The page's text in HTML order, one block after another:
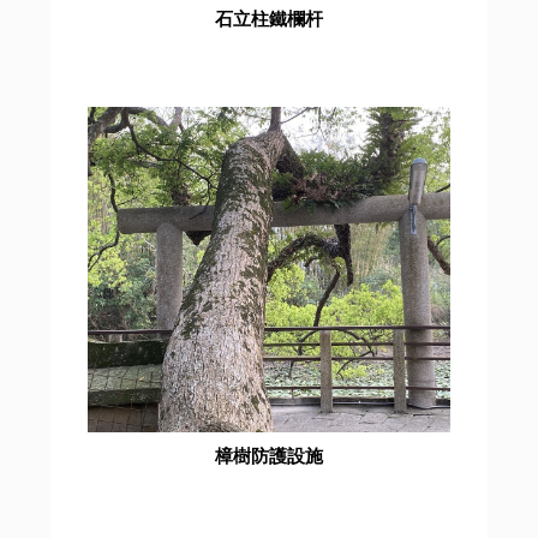
石立柱鐵欄杆
樟樹防護設施